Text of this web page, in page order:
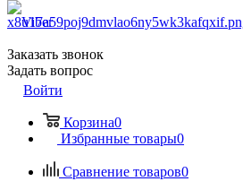
Viber
Заказать звонок
Задать вопрос
Войти
Корзина0
Избранные товары0
Сравнение товаров0